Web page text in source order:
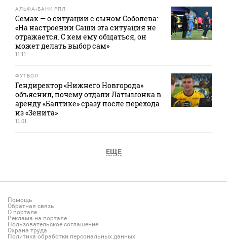
АЛЬФА-БАНК РПЛ
Семак — о ситуации с сыном Соболева:
«На настроении Саши эта ситуация не
отражается. С кем ему общаться, он
может делать выбор сам»
11:11
ФУТБОЛ
Гендиректор «Нижнего Новгорода»
объяснил, почему отдали Латышонка в
аренду «Балтике» сразу после перехода
из «Зенита»
11:01
ЕЩЕ
Помощь
Обратная связь
О портале
Реклама на портале
Пользовательское соглашение
Охрана труда
Политика обработки персональных данных